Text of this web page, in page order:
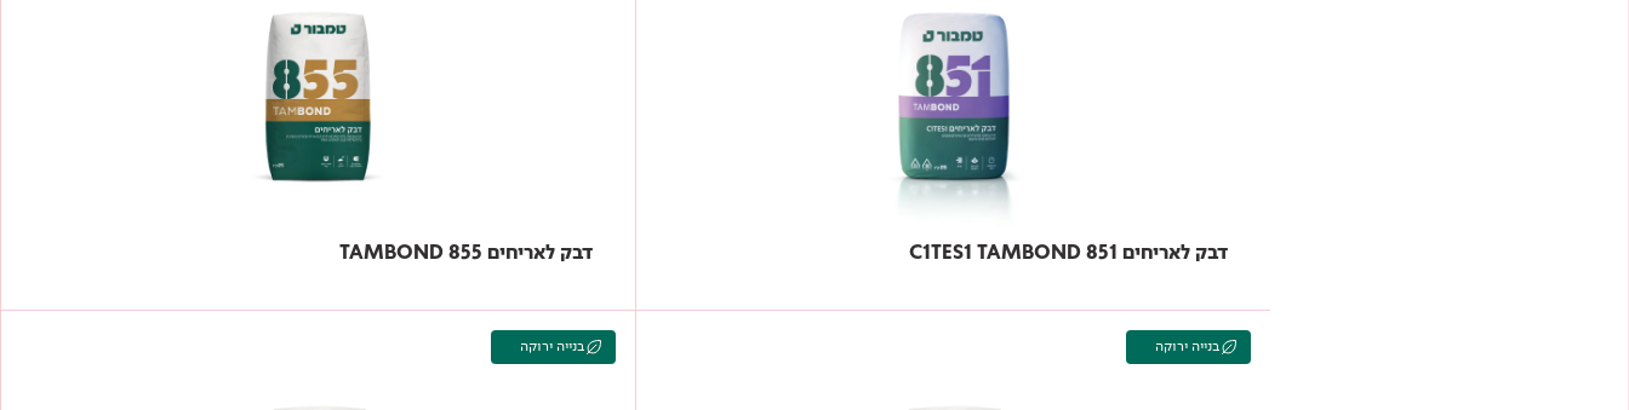
דבק לאריחים 851 C1TES1 TAMBOND דבק לאריחים 855 TAMBOND
בנייה ירוקה בנייה ירוקה